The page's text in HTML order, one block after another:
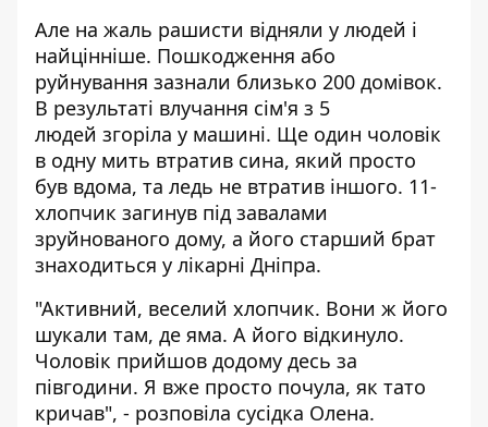
Але на жаль рашисти відняли у людей і
найцінніше. Пошкодження або
руйнування зазнали близько 200 домівок.
В результаті влучання сім'я з 5
людей згоріла у машині. Ще один чоловік
в одну мить втратив сина, який просто
був вдома, та ледь не втратив іншого. 11-
хлопчик загинув під завалами
зруйнованого дому, а його старший брат
знаходиться у лікарні Дніпра.
"Активний, веселий хлопчик. Вони ж його
шукали там, де яма. А його відкинуло.
Чоловік прийшов додому десь за
півгодини. Я вже просто почула, як тато
кричав", - розповіла сусідка Олена.